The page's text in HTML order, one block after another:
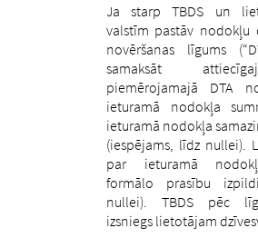
Ja starp TBDS un
valstīm pastāv nodokļu
novēršanas līgums
samaksāt
piemērojamajā DTA
ieturamā nodokļa
ieturamā nodokļa
(iespējams, līdz nullei).
par ieturamā
formālo prasību
nullei). TBDS pēc
izsniegs lietotājam